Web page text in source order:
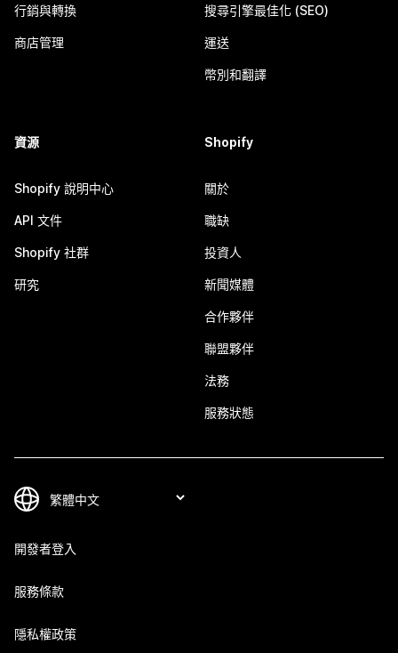
行銷與轉換
商店管理
搜尋引擎最佳化 (SEO)
運送
幣別和翻譯
資源
Shopify 說明中心
API 文件
Shopify 社群
研究
Shopify
關於
職缺
投資人
新聞媒體
合作夥伴
聯盟夥伴
法務
服務狀態
開發者登入
服務條款
隱私權政策